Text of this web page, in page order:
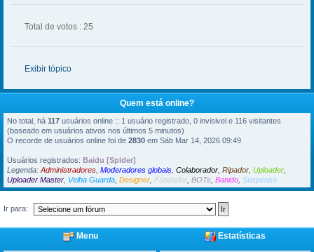
Total de votos : 25
Exibir tópico
Quem está online?
No total, há 117 usuários online :: 1 usuário registrado, 0 invisivel e 116 visitantes
(baseado em usuários ativos nos últimos 5 minutos)
O recorde de usuários online foi de 2830 em Sáb Mar 14, 2026 09:49
Usuários registrados: Baidu [Spider]
Legenda:Administradores, Moderadores globais, Colaborador, Ripador, Uploader,
Uploader Master, Velha Guarda, Designer, Fundador, BOTs, Banido, Suspenso
Ir para:
Menu Estatísticas